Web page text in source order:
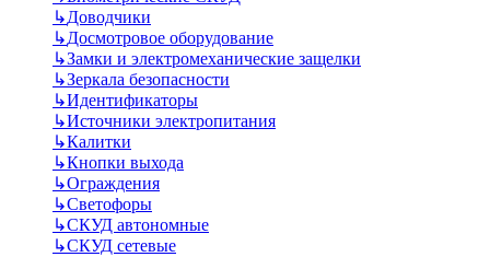
↳Доводчики
↳Досмотровое оборудование
↳Замки и электромеханические защелки
↳Зеркала безопасности
↳Идентификаторы
↳Источники электропитания
↳Калитки
↳Кнопки выхода
↳Ограждения
↳Светофоры
↳СКУД автономные
↳СКУД сетевые